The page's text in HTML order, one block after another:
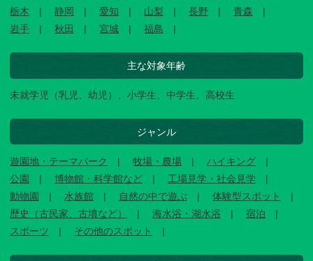
栃木
静岡 愛知 山梨 長野
青森
岩手
秋田 宮城 福島
主な対象年齢
未就学児（乳児、幼児）、小学生、中学生、高校生
ジャンル
遊園地・テーマパーク 牧場・農場
ハイキング
公園
博物館・科学館など
工場見学・社会見学
動物園
水族館 自然の中で遊ぶ
体験型スポット
歴史（古民家、古墳など）
海水浴・湖水浴
宿泊
スポーツ
その他のスポット